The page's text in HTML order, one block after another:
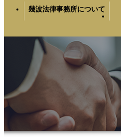
幾波法律事務所について